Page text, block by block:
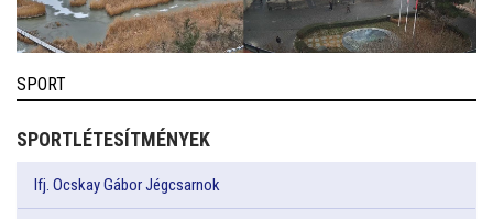
SPORT
SPORTLÉTESÍTMÉNYEK
Ifj. Ocskay Gábor Jégcsarnok